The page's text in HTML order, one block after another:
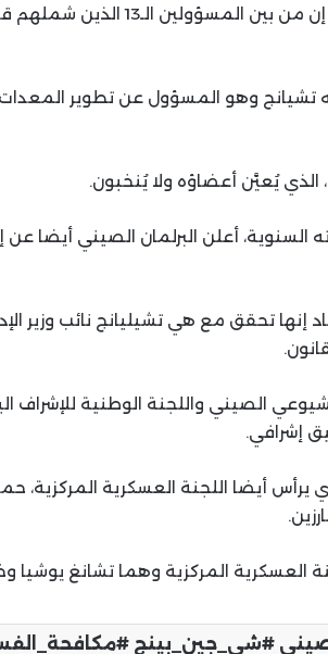
تشيانج وهو المسؤول عن تطوير
يُعيَّن أعضاؤه ولا يُنخبون.
السنوية، أعلن البرلمان الصيني أيضا عن
تحقق مع هي تشيليانج نائب وزير
الصيني واللجنة الوطنية للإشراف
إشرافي.
أيضا اللجنة العسكرية المركزية،
العسكرية المركزية وهما تشانغ يوشيا
#شي_جين_بينج
“ليلة ساخنة في الشرق
أمريكية في العمق